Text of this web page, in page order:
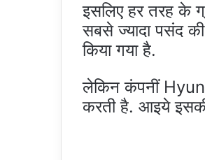
इसलिए हर तरह के
सबसे ज्यादा पसंद
किया गया है.
लेकिन कंपनीं
करती है. आइये